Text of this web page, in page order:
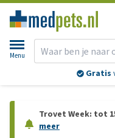
Menu
Gratis
Trovet Week: tot
meer